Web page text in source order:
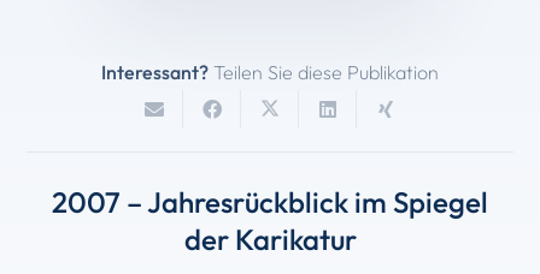
Interessant? Teilen Sie diese Publikation
2007 – Jahresrückblick im Spiegel
der Karikatur